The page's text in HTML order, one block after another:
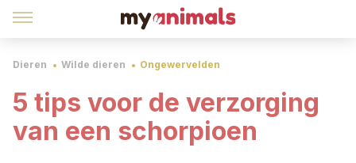
Dieren Wilde dieren Ongewervelden
5 tips voor de verzorging
van een schorpioen